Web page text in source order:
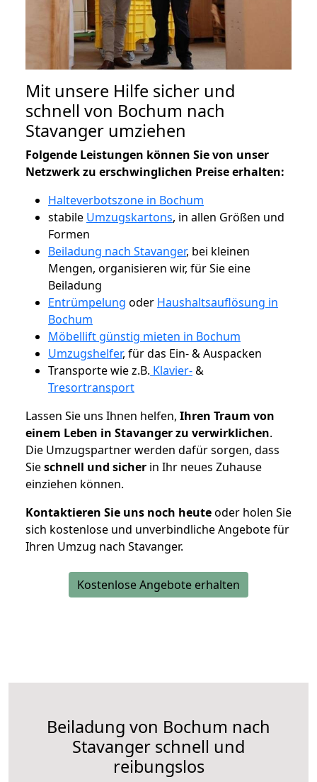
Mit unsere Hilfe sicher und
schnell von Bochum nach
Stavanger umziehen
Folgende Leistungen können Sie von unser
Netzwerk zu erschwinglichen Preise erhalten:
Halteverbotszone in Bochum
stabile Umzugskartons, in allen Größen und
Formen
Beiladung nach Stavanger, bei kleinen
Mengen, organisieren wir, für Sie eine
Beiladung
Entrümpelung oder Haushaltsauflösung in
Bochum
Möbellift günstig mieten in Bochum
Umzugshelfer, für das Ein- & Auspacken
Transporte wie z.B. Klavier-&
Tresortransport
Lassen Sie uns Ihnen helfen, Ihren Traum von
einem Leben in Stavanger zu verwirklichen.
Die Umzugspartner werden dafür sorgen, dass
Sieschnell und sicher in Ihr neues Zuhause
einziehen können.
Kontaktieren Sie uns noch heuteoder holen Sie
sich kostenlose und unverbindliche Angebote für
Ihren Umzug nach Stavanger.
Kostenlose Angebote erhalten
Beiladung von Bochum nach
Stavanger schnell und
reibungslos